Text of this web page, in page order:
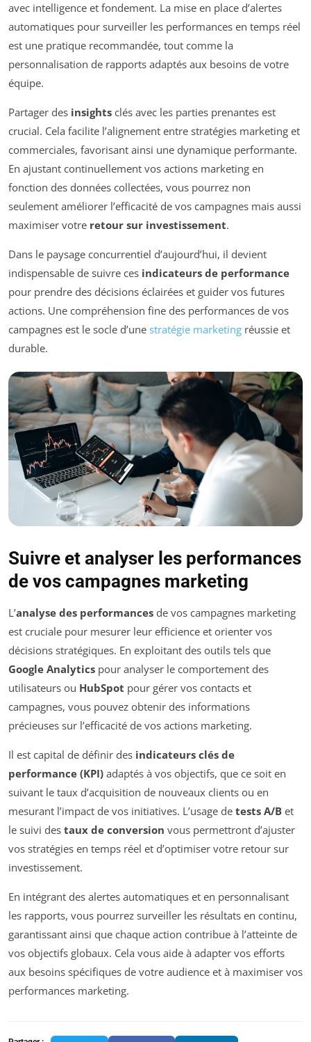
avec intelligence et fondement. La mise en place d’alertes
automatiques pour surveiller les performances en temps réel
est une pratique recommandée, tout comme la
personnalisation de rapports adaptés aux besoins de votre
équipe.
Partager des insights clés avec les parties prenantes est
crucial. Cela facilite l’alignement entre stratégies marketing et
commerciales, favorisant ainsi une dynamique performante.
En ajustant continuellement vos actions marketing en
fonction des données collectées, vous pourrez non
seulement améliorer l’efficacité de vos campagnes mais aussi
maximiser votre retour sur investissement.
Dans le paysage concurrentiel d’aujourd’hui, il devient
indispensable de suivre ces indicateurs de performance
pour prendre des décisions éclairées et guider vos futures
actions. Une compréhension fine des performances de vos
campagnes est le socle d’une stratégie marketing réussie et
durable.
Suivre et analyser les performances
de vos campagnes marketing
L’analyse des performances de vos campagnes marketing
est cruciale pour mesurer leur efficience et orienter vos
décisions stratégiques. En exploitant des outils tels que
Google Analytics pour analyser le comportement des
utilisateurs ou HubSpot pour gérer vos contacts et
campagnes, vous pouvez obtenir des informations
précieuses sur l’efficacité de vos actions marketing.
Il est capital de définir des indicateurs clés de
performance (KPI) adaptés à vos objectifs, que ce soit en
suivant le taux d’acquisition de nouveaux clients ou en
mesurant l’impact de vos initiatives. L’usage de tests A/B et
le suivi des taux de conversion vous permettront d’ajuster
vos stratégies en temps réel et d’optimiser votre retour sur
investissement.
En intégrant des alertes automatiques et en personnalisant
les rapports, vous pourrez surveiller les résultats en continu,
garantissant ainsi que chaque action contribue à l’atteinte de
vos objectifs globaux. Cela vous aide à adapter vos efforts
aux besoins spécifiques de votre audience et à maximiser vos
performances marketing.